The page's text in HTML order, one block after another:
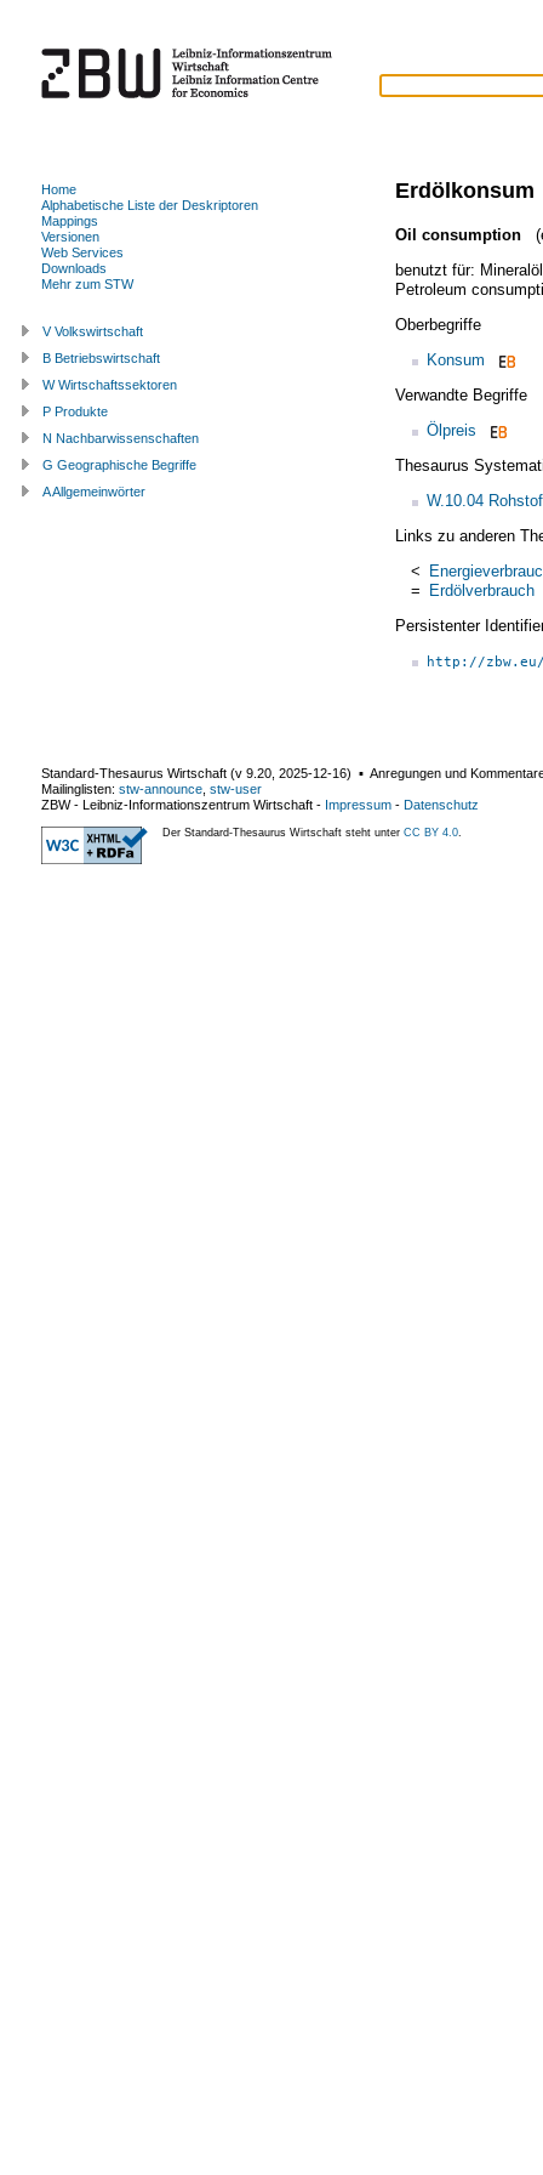
Erdölkonsum
Oil consumption
benutzt für:
Petroleum
Oberbegriffe
Konsum
Verwandte Begriffe
Ölpreis
Thesaurus
W.10.04
Links zu anderen
<
= Erdölverbrauch
Persistenter
http://
Home
Alphabetische Liste der Deskriptoren
Mappings
Versionen
Web Services
Downloads
Mehr zum STW
V Volkswirtschaft
B Betriebswirtschaft
W Wirtschaftssektoren
P Produkte
N Nachbarwissenschaften
G Geographische Begriffe
A Allgemeinwörter
Standard-Thesaurus Wirtschaft (v 9.20 2025-12-16) ▪ Anregungen und
Mailinglisten: stw-announce stw-user
ZBW - Leibniz-Informationszentrum Wirtschaft - Impressum - Datenschutz
Der Standard-Thesaurus Wirtschaft steht unter CC BY 4.0